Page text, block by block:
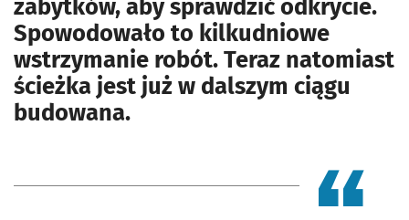
zabytków, aby sprawdzić odkrycie.
Spowodowało to kilkudniowe
wstrzymanie robót. Teraz natomiast
ścieżka jest już w dalszym ciągu
budowana.